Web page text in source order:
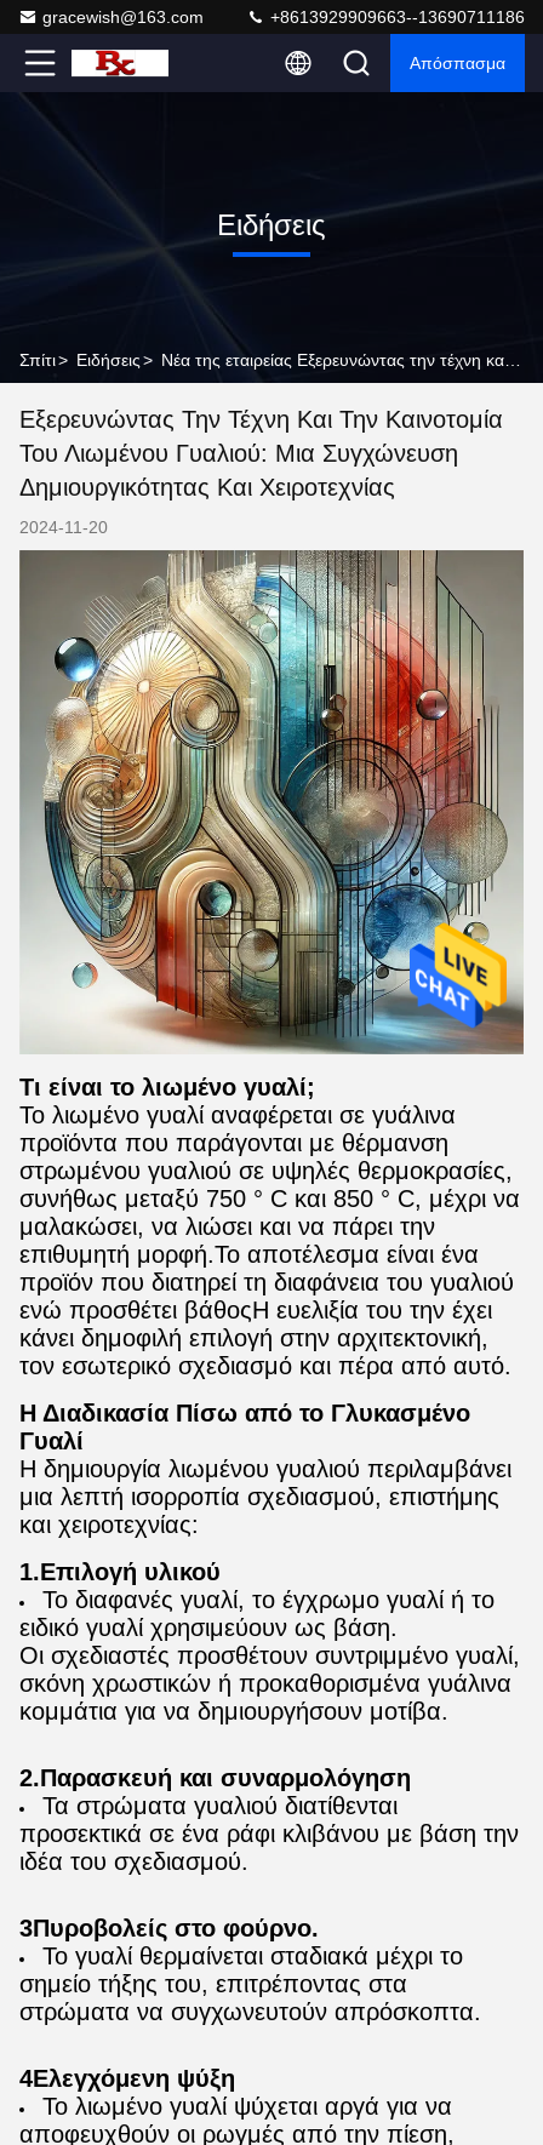
gracewish@163.com +8613929909663--13690711186
Απόσπασμα
Ειδήσεις
Σπίτι> Ειδήσεις>
Εξερευνώντας Την Τέχνη Και Την Καινοτομία
Του Λιωμένου Γυαλιού: Μια Συγχώνευση
Δημιουργικότητας Και Χειροτεχνίας
2024-11-20
Τι είναι το λιωμένο γυαλί;
Το λιωμένο γυαλί αναφέρεται σε γυάλινα
προϊόντα που παράγονται με θέρμανση
στρωμένου γυαλιού σε υψηλές θερμοκρασίες,
συνήθως μεταξύ 750 ° C και 850 ° C, μέχρι να
μαλακώσει, να λιώσει και να πάρει την
επιθυμητή μορφή.Το αποτέλεσμα είναι ένα
προϊόν που διατηρεί τη διαφάνεια του γυαλιού
ενώ προσθέτει βάθοςΗ ευελιξία του την έχει
κάνει δημοφιλή επιλογή στην αρχιτεκτονική,
τον εσωτερικό σχεδιασμό και πέρα από αυτό.
Η Διαδικασία Πίσω από το Γλυκασμένο
Γυαλί
Η δημιουργία λιωμένου γυαλιού περιλαμβάνει
μια λεπτή ισορροπία σχεδιασμού, επιστήμης
και χειροτεχνίας:
1.Επιλογή υλικού
Το διαφανές γυαλί, το έγχρωμο γυαλί ή το
ειδικό γυαλί χρησιμεύουν ως βάση.
Οι σχεδιαστές προσθέτουν συντριμμένο γυαλί,
σκόνη χρωστικών ή προκαθορισμένα γυάλινα
κομμάτια για να δημιουργήσουν μοτίβα.
2.Παρασκευή και συναρμολόγηση
Τα στρώματα γυαλιού διατίθενται
προσεκτικά σε ένα ράφι κλιβάνου με βάση την
ιδέα του σχεδιασμού.
3Πυροβολείς στο φούρνο.
Το γυαλί θερμαίνεται σταδιακά μέχρι το
σημείο τήξης του, επιτρέποντας στα
στρώματα να συγχωνευτούν απρόσκοπτα.
4Ελεγχόμενη ψύξη
Το λιωμένο γυαλί ψύχεται αργά για να
αποφευχθούν οι ρωγμές από την πίεση,